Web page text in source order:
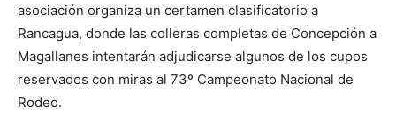
asociación organiza un certamen clasificatorio a
Rancagua, donde las colleras completas de Concepción a
Magallanes intentarán adjudicarse algunos de los cupos
reservados con miras al 73º Campeonato Nacional de
Rodeo.